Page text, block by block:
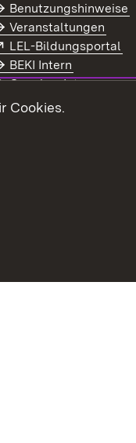
Fenster)
Benutzungshinweise
Veranstaltungen
Extern:
LEL-Bildungsportal
BEKI Intern
Coaches Intern
Intranet
Cookies.